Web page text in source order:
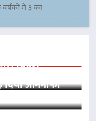
मे ३ का
आममाफी,
गरी स्वदेश…
आममाफी